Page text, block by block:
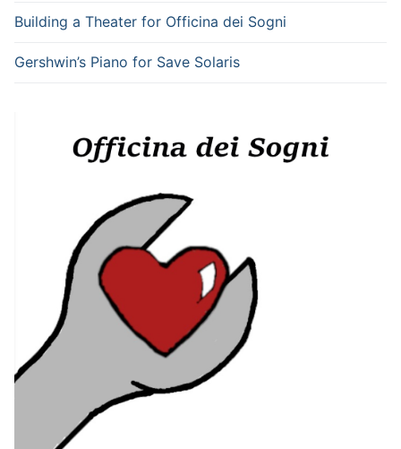
Building a Theater for Officina dei Sogni
Gershwin’s Piano for Save Solaris